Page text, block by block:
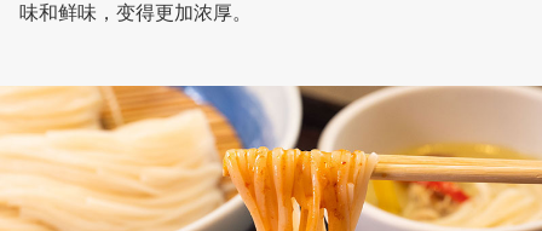
味和鲜味，变得更加浓厚。